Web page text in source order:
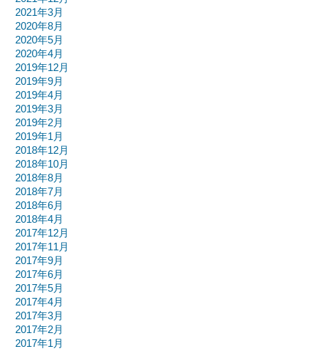
2021年3月
2020年8月
2020年5月
2020年4月
2019年12月
2019年9月
2019年4月
2019年3月
2019年2月
2019年1月
2018年12月
2018年10月
2018年8月
2018年7月
2018年6月
2018年4月
2017年12月
2017年11月
2017年9月
2017年6月
2017年5月
2017年4月
2017年3月
2017年2月
2017年1月